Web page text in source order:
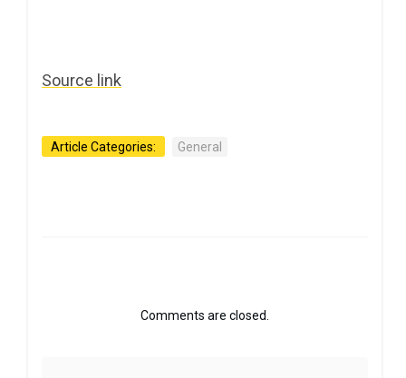
Source link
Article Categories: General
Comments are closed.